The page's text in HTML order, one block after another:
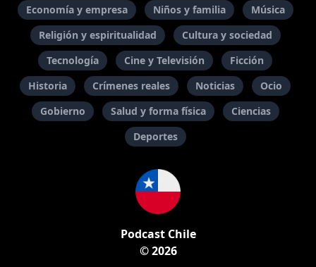
Economía y empresa
Niños y familia
Música
Religión y espiritualidad
Cultura y sociedad
Tecnología
Cine y Televisión
Ficción
Historia
Crímenes reales Noticias
Ocio
Gobierno
Salud y forma física
Ciencias
Deportes
Podcast Chile
© 2026